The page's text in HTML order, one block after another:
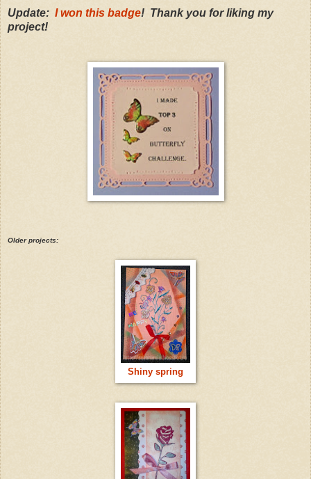
Update: I won this badge! Thank you for liking my
project!
Older projects:
Shiny spring